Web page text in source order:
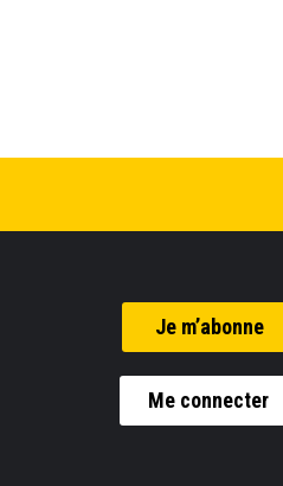
Je m’abonne
Me connecter